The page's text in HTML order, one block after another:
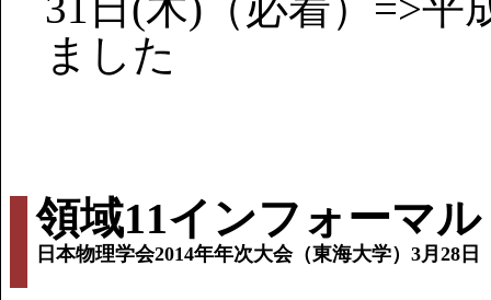
ました
領域11インフォーマ
日本物理学会2014年年次大会（東海大学）3月28日